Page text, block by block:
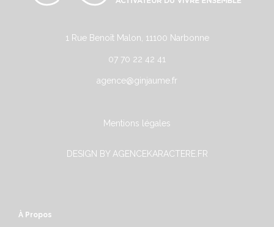
1 Rue Benoît Malon, 11100 Narbonne
07 70 22 42 41
agence@ginjaume.fr
Mentions légales
DESIGN BY AGENCEKARACTERE.FR
À Propos